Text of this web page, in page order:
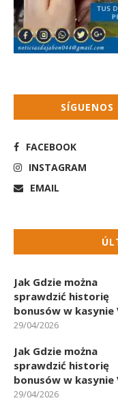
SÍGUENOS
FACEBOOK
INSTAGRAM
EMAIL
Jak Gdzie można
sprawdzić historię
bonusów w kasynie
29/04/2026
Jak Gdzie można
sprawdzić historię
bonusów w kasynie
29/04/2026